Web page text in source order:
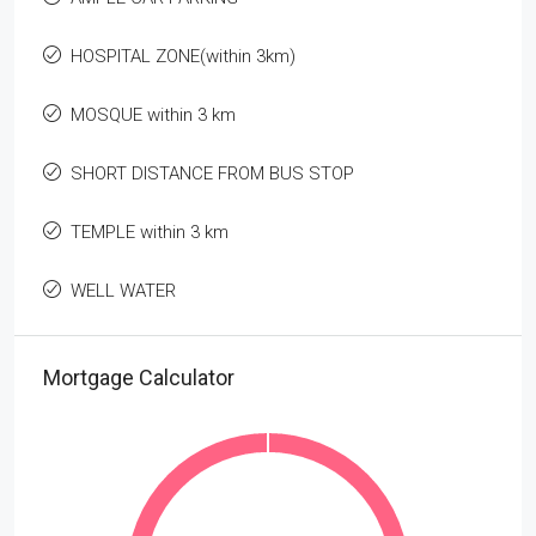
HOSPITAL ZONE(within 3km)
MOSQUE within 3 km
SHORT DISTANCE FROM BUS STOP
TEMPLE within 3 km
WELL WATER
Mortgage Calculator